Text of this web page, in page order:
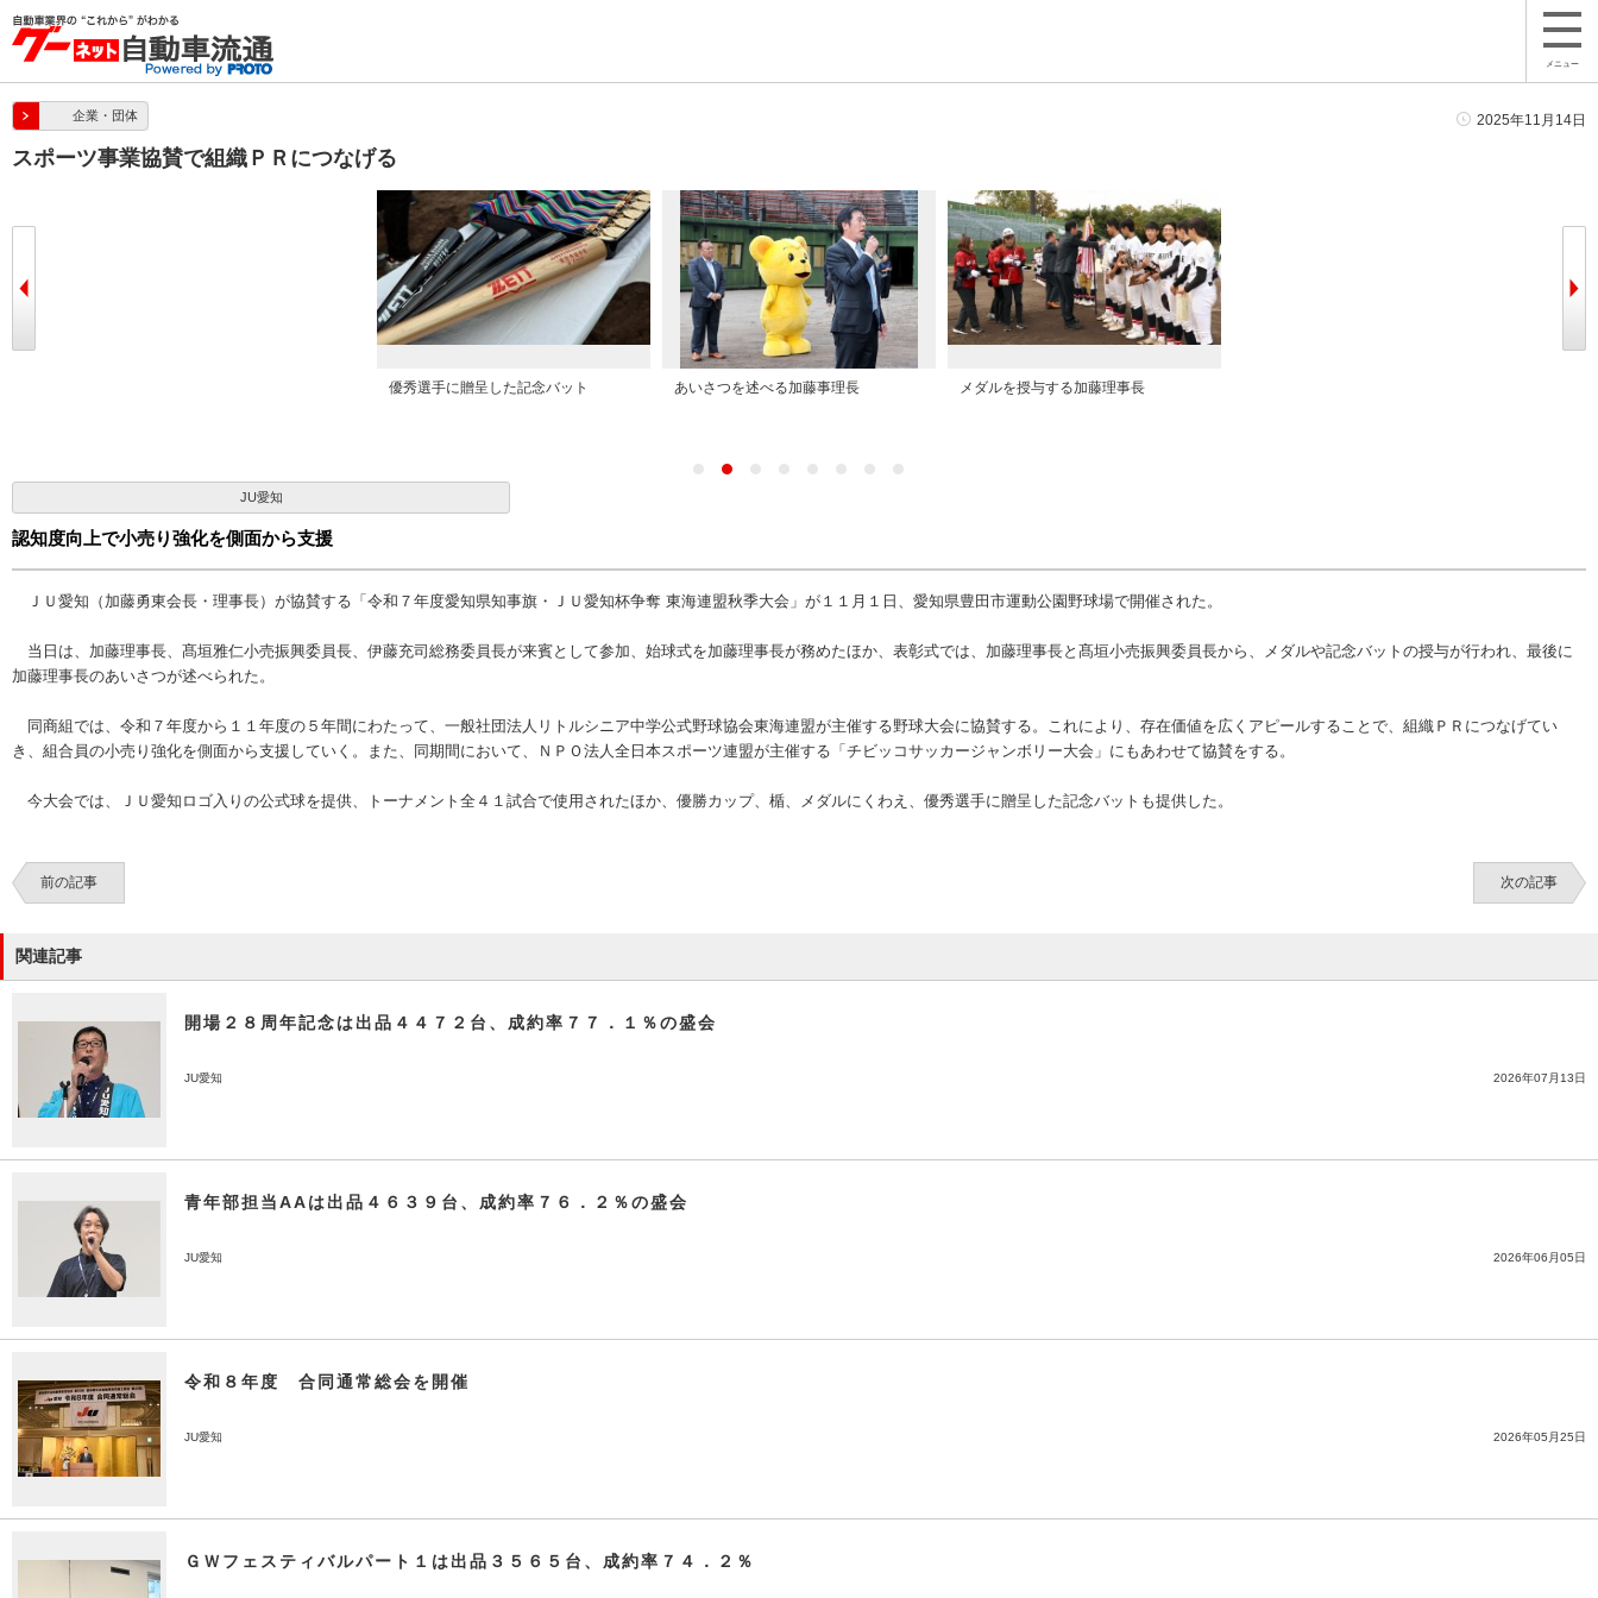
メニュー
企業・団体 2025年11月14日
スポーツ事業協賛で組織ＰＲにつなげる
優秀選手に贈呈した記念バット あいさつを述べる加藤事理長 メダルを授与する加藤理事長
JU愛知
認知度向上で小売り強化を側面から支援
ＪＵ愛知（加藤勇東会長・理事長）が協賛する「令和７年度愛知県知事旗・ＪＵ愛知杯争奪 東海連盟秋季大会」が１１月１日、愛知県豊田市運動公園野球場で開催された。
当日は、加藤理事長、髙垣雅仁小売振興委員長、伊藤充司総務委員長が来賓として参加、始球式を加藤理事長が務めたほか、表彰式では、加藤理事長と髙垣小売振興委員長から、メダルや記念バットの授与が行われ、最後に
加藤理事長のあいさつが述べられた。
同商組では、令和７年度から１１年度の５年間にわたって、一般社団法人リトルシニア中学公式野球協会東海連盟が主催する野球大会に協賛する。これにより、存在価値を広くアピールすることで、組織ＰＲにつなげてい
き、組合員の小売り強化を側面から支援していく。また、同期間において、ＮＰＯ法人全日本スポーツ連盟が主催する「チビッコサッカージャンボリー大会」にもあわせて協賛をする。
今大会では、ＪＵ愛知ロゴ入りの公式球を提供、トーナメント全４１試合で使用されたほか、優勝カップ、楯、メダルにくわえ、優秀選手に贈呈した記念バットも提供した。
前の記事 次の記事
関連記事
開場２８周年記念は出品４４７２台、成約率７７．１％の盛会
JU愛知 2026年07月13日
青年部担当AAは出品４６３９台、成約率７６．２％の盛会
JU愛知 2026年06月05日
令和８年度 合同通常総会を開催
JU愛知 2026年05月25日
ＧＷフェスティバルパート１は出品３５６５台、成約率７４．２％